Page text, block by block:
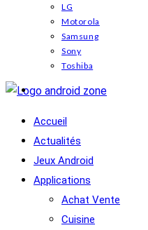
LG
Motorola
Samsung
Sony
Toshiba
Accueil
Actualités
Jeux Android
Applications
Achat Vente
Cuisine